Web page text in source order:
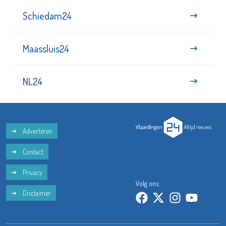
Schiedam24
Maassluis24
NL24
Adverteren
Contact
Privacy
Disclaimer
Volg ons: